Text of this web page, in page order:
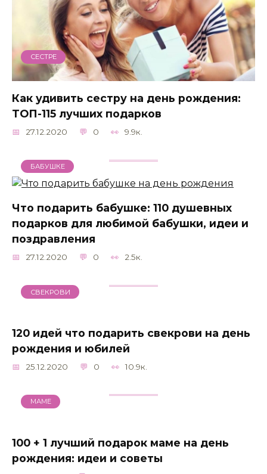
СЕСТРЕ
Как удивить сестру на день рождения:
ТОП-115 лучших подарков
27.12.2020 0 9.9к.
БАБУШКЕ
Что подарить бабушке: 110 душевных
подарков для любимой бабушки, идеи и
поздравления
27.12.2020 0 2.5к.
СВЕКРОВИ
120 идей что подарить свекрови на день
рождения и юбилей
25.12.2020 0 10.9к.
МАМЕ
100 + 1 лучший подарок маме на день
рождения: идеи и советы